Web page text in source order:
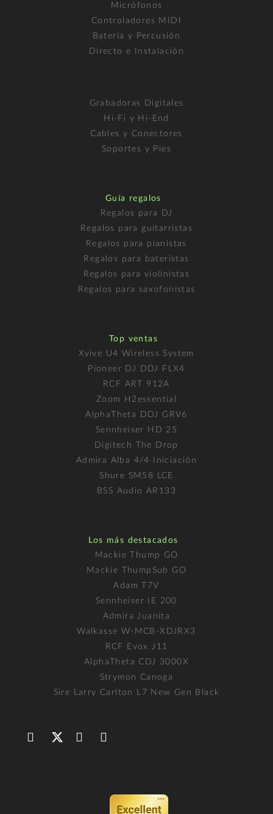
Micrófonos
Controladores MIDI
Batería y Percusión
Directo e Instalación
Grabadoras Digitales
Hi-Fi y Hi-End
Cables y Conectores
Soportes y Pies
Guía regalos
Regalos para DJ
Regalos para guitarristas
Regalos para pianistas
Regalos para bateristas
Regalos para violinistas
Regalos para saxofonistas
Top ventas
Xvive U4 Wireless System
Pioneer DJ DDJ FLX4
RCF ART 912A
Zoom H2essential
AlphaTheta DDJ GRV6
Sennheiser HD 25
Digitech The Drop
Admira Alba 4/4 Iniciación
Shure SM58 LCE
BSS Audio AR133
Los más destacados
Mackie Thump GO
Mackie ThumpSub GO
Adam T7V
Sennheiser IE 200
Admira Juanita
Walkasse W-MCB-XDJRX3
RCF Evox J11
AlphaTheta CDJ 3000X
Strymon Canoga
Sire Larry Carlton L7 New Gen Black